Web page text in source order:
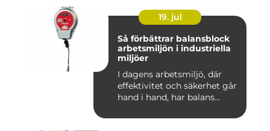
19. jul
Så förbättrar balansblock
arbetsmiljön i industriella
miljöer
I dagens arbetsmiljö, där
effektivitet och säkerhet går
hand i hand, har balans...